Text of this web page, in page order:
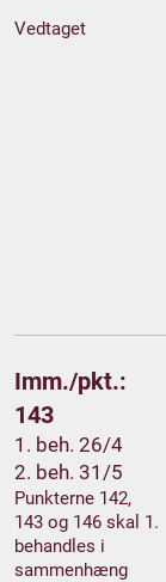
Vedtaget
Imm./pkt.:
143
1. beh. 26/4
2. beh. 31/5
Punkterne 142,
143 og 146 skal 1.
behandles i
sammenhæng